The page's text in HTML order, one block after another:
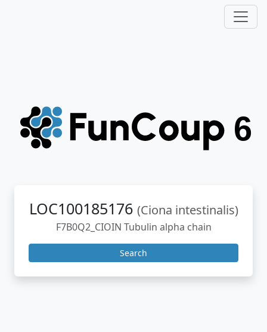
LOC100185176 (Ciona intestinalis)
F7B0Q2_CIOIN Tubulin alpha chain
Search